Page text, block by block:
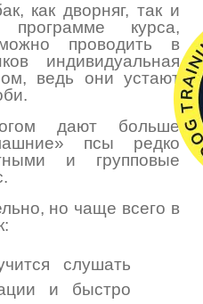
как дворняг, так и
курса,
проводить в
индивидуальная
ведь они устают
дают больше
псы редко
и групповые
но чаще всего в
слушать
и быстро